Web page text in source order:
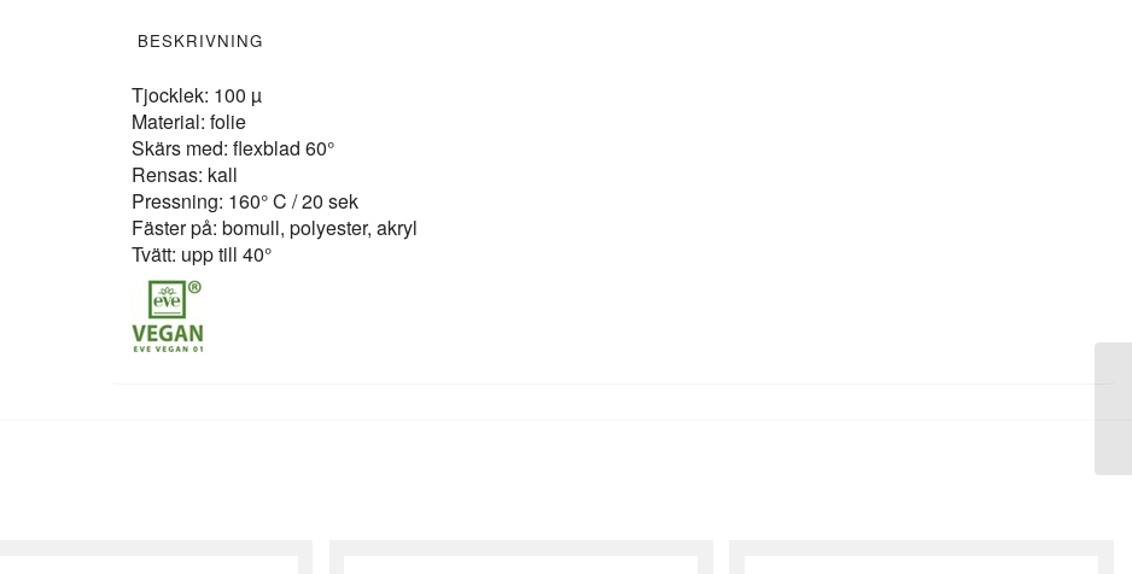
BESKRIVNING
Tjocklek: 100 µ
Material: folie
Skärs med: flexblad 60°
Rensas: kall
Pressning: 160° C / 20 sek
Fäster på: bomull, polyester, akryl
Tvätt: upp till 40°